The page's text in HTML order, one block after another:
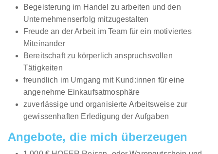
Lehrling Einzelhandel (m/w/d) mömax Österreich
GmbH
1210 Wien
Begeisterung im Handel zu arbeiten und den
Unternehmenserfolg mitzugestalten
Freude an der Arbeit im Team für ein motiviertes
Miteinander
Bereitschaft zu körperlich anspruchsvollen
Tätigkeiten
freundlich im Umgang mit Kund:innen für eine
angenehme Einkaufsatmosphäre
zuverlässige und organisierte Arbeitsweise zur
gewissenhaften Erledigung der Aufgaben
Angebote, die mich überzeugen